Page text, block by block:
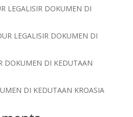
LEGALISIR DOKUMEN DI
LEGALISIR DOKUMEN DI
DOKUMEN DI KEDUTAAN
DI KEDUTAAN KROASIA